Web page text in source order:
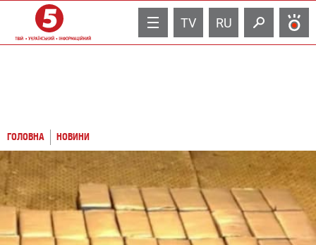
TV RU
ГОЛОВНА НОВИНИ